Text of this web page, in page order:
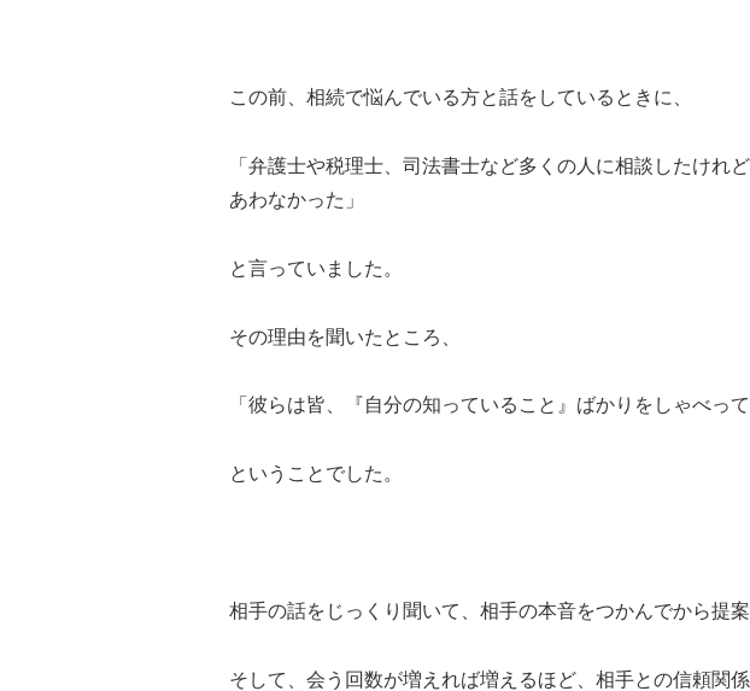
この前、相続で悩んでいる方と話をしているときに、
「弁護士や税理士、司法書士など多くの人に相談したけれ
あわなかった」
と言っていました。
その理由を聞いたところ、
「彼らは皆、『自分の知っていること』ばかりをしゃべっ
ということでした。
相手の話をじっくり聞いて、相手の本音をつかんでから提
そして、会う回数が増えれば増えるほど、相手との信頼関